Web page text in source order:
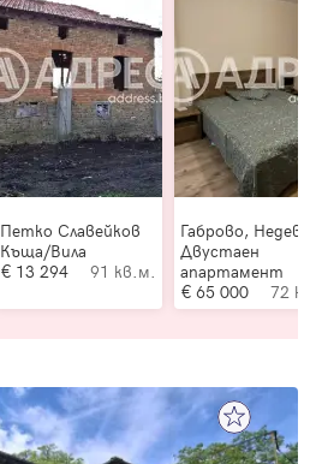
Петко Славейков
Къща/Вила
13 294
91 кв.м.
Габрово,
Двустаен
апартамент
65 000
72